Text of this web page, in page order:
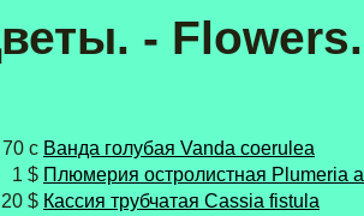
-
70 c Ванда голубая Vanda coerulea
1 $ Плюмерия остролистная Plumeria
$ Кассия трубчатая Cassia fistula